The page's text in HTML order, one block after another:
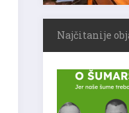
Najčitanije